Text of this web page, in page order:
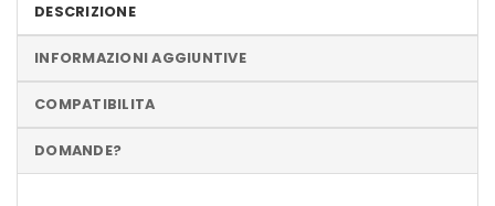
DESCRIZIONE
INFORMAZIONI AGGIUNTIVE
COMPATIBILITA
DOMANDE?